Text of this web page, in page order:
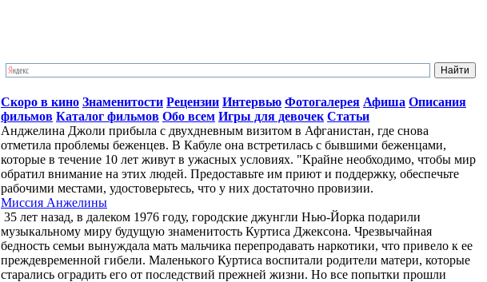
Скоро в кино Знаменитости Рецензии Интервью Фотогалерея Афиша Описания
фильмов Каталог фильмов Обо всем Игры для девочек Статьи
Анджелина Джоли прибыла с двухдневным визитом в Афганистан, где снова
отметила проблемы беженцев. В Кабуле она встретилась с бывшими беженцами,
которые в течение 10 лет живут в ужасных условиях. "Крайне необходимо, чтобы мир
обратил внимание на этих людей. Предоставьте им приют и поддержку, обеспечьте
рабочими местами, удостоверьтесь, что у них достаточно провизии.
Миссия Анжелины
35 лет назад, в далеком 1976 году, городские джунгли Нью-Йорка подарили
музыкальному миру будущую знаменитость Куртиса Джексона. Чрезвычайная
бедность семьи вынуждала мать мальчика перепродавать наркотики, что привело к ее
преждевременной гибели. Маленького Куртиса воспитали родители матери, которые
старались оградить его от последствий прежней жизни. Но все попытки прошли